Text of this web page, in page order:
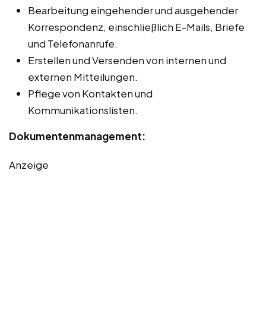
Bearbeitung eingehender und ausgehender
Korrespondenz, einschließlich E-Mails, Briefe
und Telefonanrufe.
Erstellen und Versenden von internen und
externen Mitteilungen.
Pflege von Kontakten und
Kommunikationslisten.
Dokumentenmanagement:
Anzeige